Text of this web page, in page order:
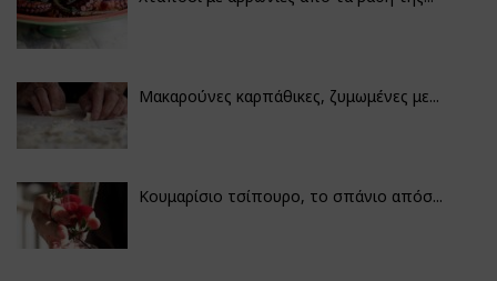
Μακαρούνες καρπάθικες, ζυμωμένες με...
Κουμαρίσιο τσίπουρο, το σπάνιο απόσ...